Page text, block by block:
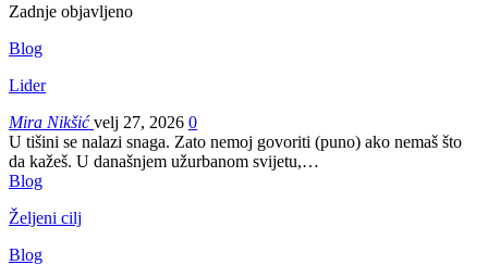
Zadnje objavljeno
Blog
Lider
Mira Nikšićvelj 27, 2026 0
U tišini se nalazi snaga. Zato nemoj govoriti (puno) ako nemaš što
da kažeš. U današnjem užurbanom svijetu,…
Blog
Željeni cilj
Blog